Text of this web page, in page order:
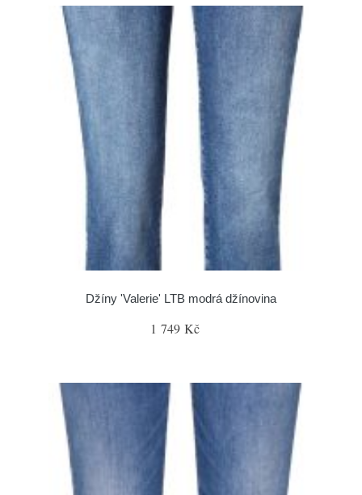
Džíny 'Valerie' LTB modrá džínovina
1 749 Kč